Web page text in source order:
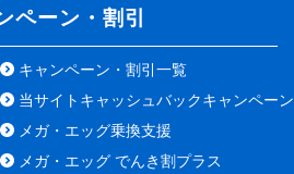
ペーン・割引
キャンペーン・割引一覧
当サイトキャッシュバックキャンペーン
メガ・エッグ乗換支援
メガ・エッグ でんき割プラス